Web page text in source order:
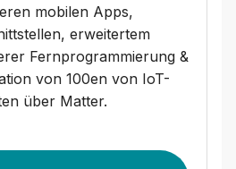
mobilen Apps,
erweitertem
Fernprogrammierung &
von 100en von IoT-
über Matter.